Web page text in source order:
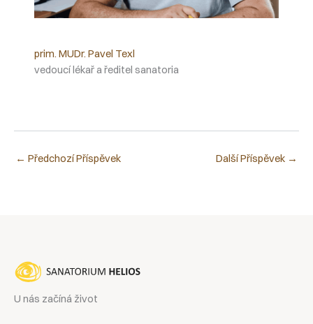
prim. MUDr. Pavel Texl
vedoucí lékař a ředitel sanatoria
← Předchozí Příspěvek Další Příspěvek →
U nás začíná život